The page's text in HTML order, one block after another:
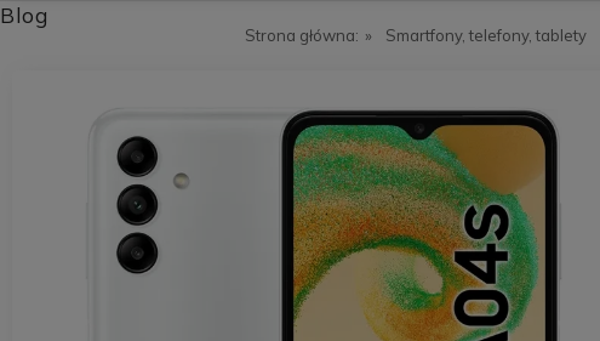
Blog
Strona główna: » Smartfony, telefony, tablety